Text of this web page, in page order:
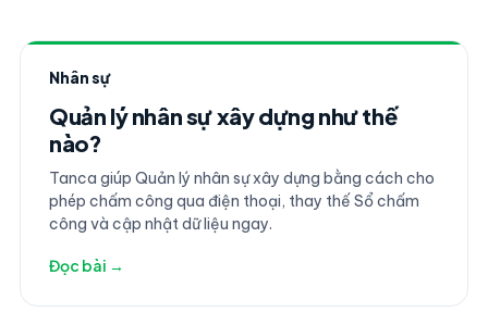
Nhân sự
Quản lý nhân sự xây dựng như thế
nào?
Tanca giúp Quản lý nhân sự xây dựng bằng cách cho
phép chấm công qua điện thoại, thay thế Sổ chấm
công và cập nhật dữ liệu ngay.
Đọc bài →